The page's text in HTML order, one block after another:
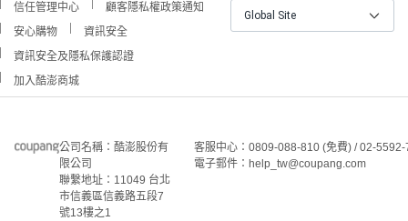
信任管理中心
顧客隱私權政策通知
安心購物
資訊安全
資訊安全及隱私保護認證
加入酷澎商城
Global Site
公司名稱：酷澎股份有
限公司
聯繫地址：11049 台北
市信義區信義路五段7
號13樓之1
客服中心：0809-088-810 (免費) / 02-
電子郵件：help_tw@coupang.com